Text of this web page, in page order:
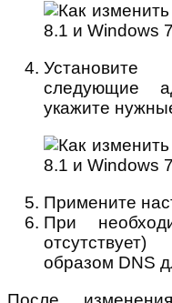
Установите
следующие
укажите
Примените
При
образом DNS